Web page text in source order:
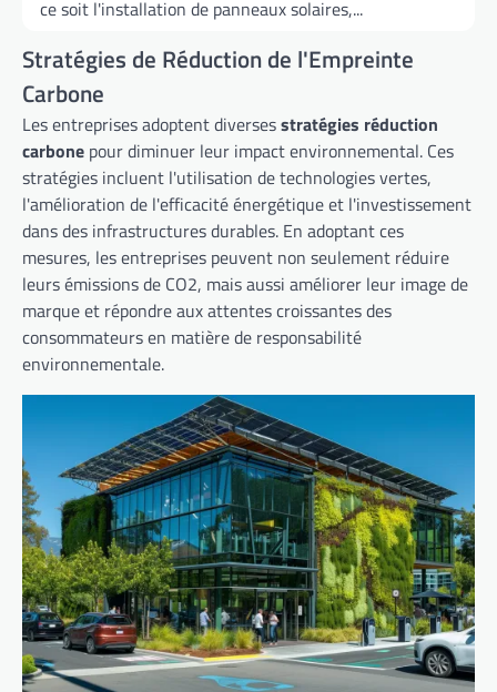
ce soit l'installation de panneaux solaires,...
Stratégies de Réduction de l'Empreinte
Carbone
Les entreprises adoptent diversesstratégies réduction
carbone pour diminuer leur impact environnemental. Ces
stratégies incluent l'utilisation de technologies vertes,
l'amélioration de l'efficacité énergétique et l'investissement
dans des infrastructures durables. En adoptant ces
mesures, les entreprises peuvent non seulement réduire
leurs émissions de CO2, mais aussi améliorer leur image de
marque et répondre aux attentes croissantes des
consommateurs en matière de responsabilité
environnementale.